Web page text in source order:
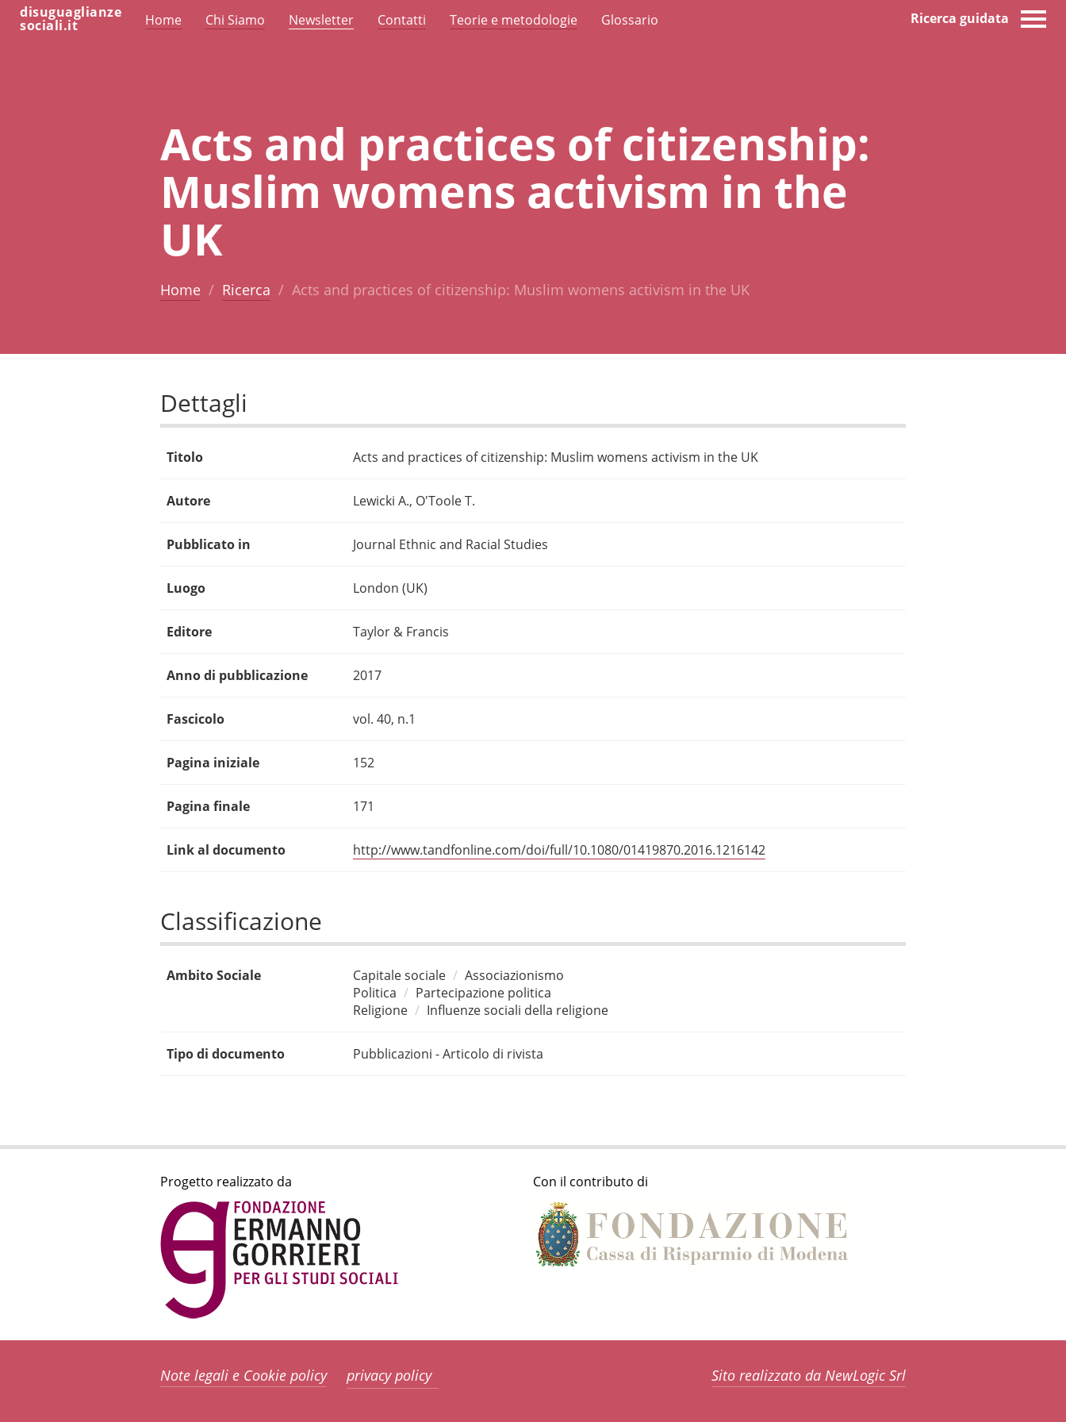
disuguaglianze
sociali.it Home Chi Siamo Newsletter Contatti Teorie e metodologie Glossario Ricerca guidata
Acts and practices of citizenship:
Muslim womens activism in the
UK
Home Ricerca Acts and practices of citizenship: Muslim womens activism in the UK
Dettagli
Titolo Acts and practices of citizenship: Muslim womens activism in the UK
Autore Lewicki A., O'Toole T.
Pubblicato in Journal Ethnic and Racial Studies
Luogo London (UK)
Editore Taylor & Francis
Anno di pubblicazione 2017
Fascicolo vol. 40, n.1
Pagina iniziale 152
Pagina finale 171
Link al documento http://www.tandfonline.com/doi/full/10.1080/01419870.2016.1216142
Classificazione
Ambito Sociale Capitale sociale
Associazionismo
Politica
Partecipazione politica
Religione
Influenze sociali della religione
Tipo di documento Pubblicazioni - Articolo di rivista
Progetto realizzato da Con il contributo di
Note legali e Cookie policy privacy policy Sito realizzato da NewLogic Srl